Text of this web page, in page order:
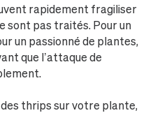
rapidement fragiliser
sont pas traités. Pour un
un passionné de plantes,
que l’attaque de
thrips sur votre plante,